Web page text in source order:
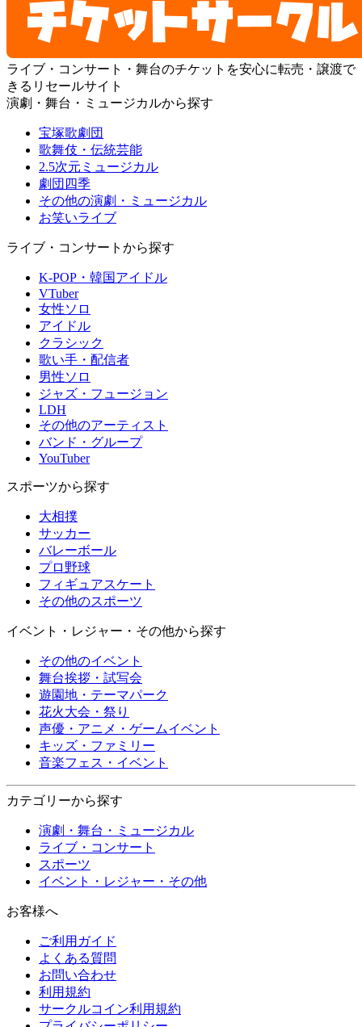
ライブ・コンサート・舞台のチケットを安心に転売・譲渡で
きるリセールサイト
演劇・舞台・ミュージカルから探す
宝塚歌劇団
歌舞伎・伝統芸能
2.5次元ミュージカル
劇団四季
その他の演劇・ミュージカル
お笑いライブ
ライブ・コンサートから探す
K-POP・韓国アイドル
VTuber
女性ソロ
アイドル
クラシック
歌い手・配信者
男性ソロ
ジャズ・フュージョン
LDH
その他のアーティスト
バンド・グループ
YouTuber
スポーツから探す
大相撲
サッカー
バレーボール
プロ野球
フィギュアスケート
その他のスポーツ
イベント・レジャー・その他から探す
その他のイベント
舞台挨拶・試写会
遊園地・テーマパーク
花火大会・祭り
声優・アニメ・ゲームイベント
キッズ・ファミリー
音楽フェス・イベント
カテゴリーから探す
演劇・舞台・ミュージカル
ライブ・コンサート
スポーツ
イベント・レジャー・その他
お客様へ
ご利用ガイド
よくある質問
お問い合わせ
利用規約
サークルコイン利用規約